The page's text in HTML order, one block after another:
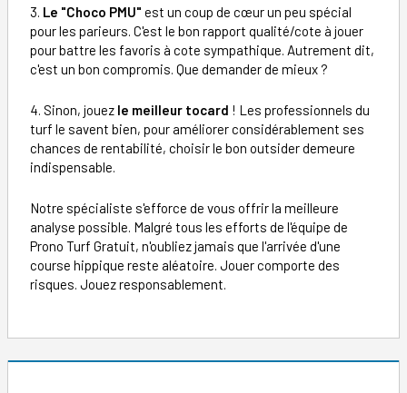
3. Le "Choco PMU" est un coup de cœur un peu spécial
pour les parieurs. C'est le bon rapport qualité/cote à jouer
pour battre les favoris à cote sympathique. Autrement dit,
c'est un bon compromis. Que demander de mieux ?
4. Sinon, jouez le meilleur tocard ! Les professionnels du
turf le savent bien, pour améliorer considérablement ses
chances de rentabilité, choisir le bon outsider demeure
indispensable.
Notre spécialiste s'efforce de vous offrir la meilleure
analyse possible. Malgré tous les efforts de l'équipe de
Prono Turf Gratuit, n'oubliez jamais que l'arrivée d'une
course hippique reste aléatoire. Jouer comporte des
risques. Jouez responsablement.